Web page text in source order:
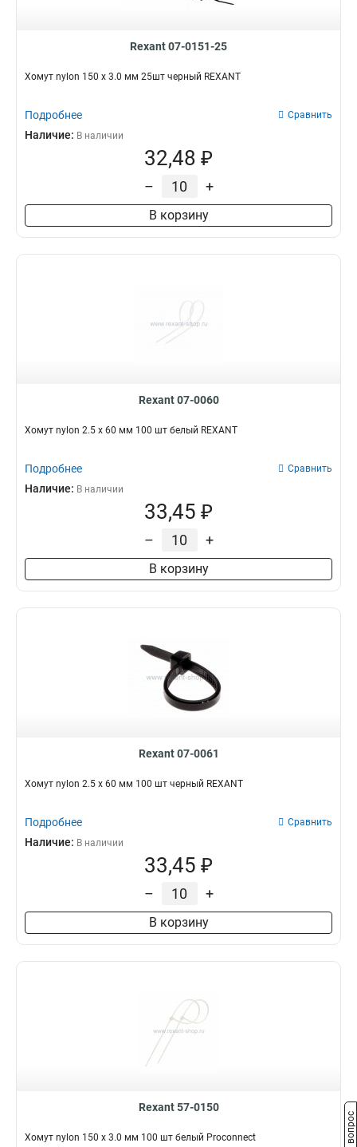
Rexant 07-0151-25
Хомут nylon 150 х 3.0 мм 25шт черный REXANT
Подробнее Сравнить
Наличие: В наличии
32,48 ₽
– +
В корзину
Rexant 07-0060
Хомут nylon 2.5 х 60 мм 100 шт белый REXANT
Подробнее Сравнить
Наличие: В наличии
33,45 ₽
– +
В корзину
Rexant 07-0061
Хомут nylon 2.5 х 60 мм 100 шт черный REXANT
Подробнее Сравнить
Наличие: В наличии
33,45 ₽
– +
В корзину
Rexant 57-0150
Хомут nylon 150 х 3.0 мм 100 шт белый Proconnect